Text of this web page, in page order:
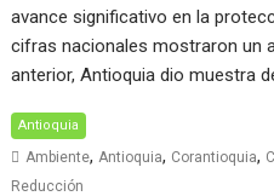
avance significativo en la
cifras nacionales mostraron un
anterior, Antioquia dio muestra
Antioquia
Ambiente,Antioquia, Corantioquia,
Reducción